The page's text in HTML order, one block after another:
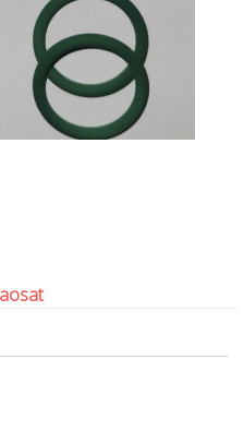
letkut
ja tietokoneet
liittyvä sälä
Janos
leikkurit ja sakset